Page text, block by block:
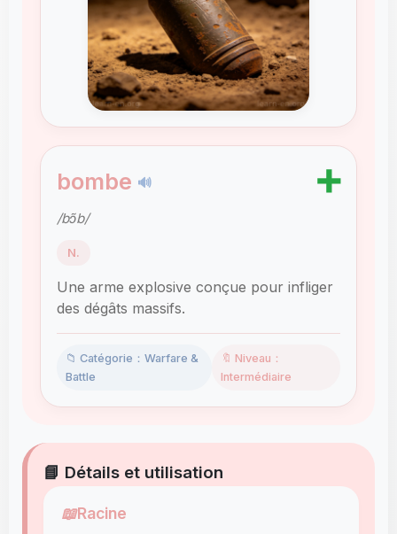
bombe 🔊 ➕
/bɔ̃b/
N.
Une arme explosive conçue pour infliger
des dégâts massifs.
📁 Catégorie：Warfare &
Battle
🔖 Niveau：
Intermédiaire
📘 Détails et utilisation
📖Racine